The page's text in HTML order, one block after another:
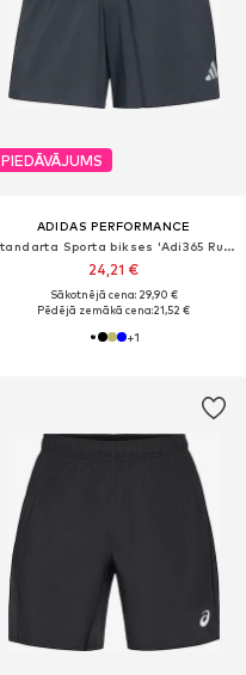
PIEDĀVĀJUMS
ADIDAS PERFORMANCE
Standarta Sporta bikses 'Adi365 Running Essentials'
24,21 €
Sākotnējā cena: 29,90 €
Pēdējā zemākā cena:21,52 €
+1